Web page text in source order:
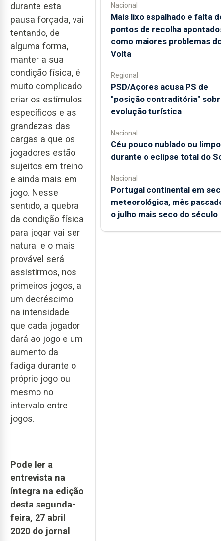
durante esta
pausa forçada, vai
tentando, de
alguma forma,
manter a sua
condição física, é
muito complicado
criar os estímulos
específicos e as
grandezas das
cargas a que os
jogadores estão
sujeitos em treino
e ainda mais em
jogo. Nesse
sentido, a quebra
da condição física
para jogar vai ser
natural e o mais
provável será
assistirmos, nos
primeiros jogos, a
um decréscimo
na intensidade
que cada jogador
dará ao jogo e um
aumento da
fadiga durante o
próprio jogo ou
mesmo no
intervalo entre
jogos.
Pode ler a
entrevista na
íntegra na edição
desta segunda-
feira, 27 abril
2020 do jornal
Nacional
Mais lixo espalhado e falta
pontos de recolha
como maiores problemas
Volta
Regional
PSD/Açores acusa PS de
"posição contraditória"
evolução turística
Nacional
Céu pouco nublado ou limpo
durante o eclipse total do
Nacional
Portugal continental em
meteorológica, mês
o julho mais seco do século